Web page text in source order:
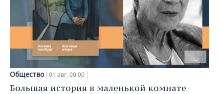
Общество 01 авг, 00:00
Большая история в маленькой комнате